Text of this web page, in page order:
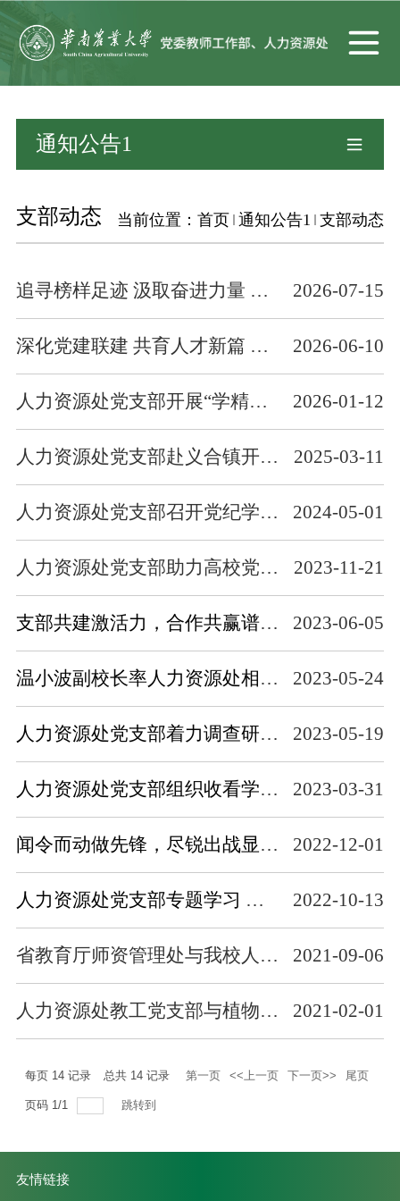
通知公告1
支部动态 当前位置：首页 通知公告1 支部动态
追寻榜样足迹 汲取奋进力量 ——人力资源处党支部开展学习丁颖、卢永根先进事迹主题党日活动 2026-07-15
深化党建联建 共育人才新篇 人力资源处党支部和温氏机关第一联合党支部开展主题党日活动 2026-06-10
人力资源处党支部开展“学精神、缅先烈、思奋进、谋合力” 主题党日活动 2026-01-12
人力资源处党支部赴义合镇开展“百千万工程”专题调研暨主题党日活动 2025-03-11
人力资源处党支部召开党纪学习教育动员部署会 2024-05-01
人力资源处党支部助力高校党建“组团式”帮扶工作 2023-11-21
支部共建激活力，合作共赢谱新篇（人力资源处党支部与韶关学院人力资源部党支部联合开展主题党日活动） 2023-06-05
温小波副校长率人力资源处相关负责人一行赴中国农业大学、四川农业大学开展高水平师资队伍建设专题调研 2023-05-24
人力资源处党支部着力调查研究，推动主题教育取得实实在在的成效 2023-05-19
人力资源处党支部组织收看学习《榜样7》专题节目 2023-03-31
闻令而动做先锋，尽锐出战显担当（人力资源处党支部同心抗疫在行动） 2022-12-01
人力资源处党支部专题学习 《习近平谈治国理政》（第四卷） 2022-10-13
省教育厅师资管理处与我校人力资源处党支部开展联学共建活动 2021-09-06
人力资源处教工党支部与植物育种系党支部开展结对共建暨“学习全国优秀共产党员卢永根先进事迹”主题党日活动 2021-02-01
每页 14记录 总共 14记录 第一页 <<上一页 下一页>> 尾页
页码 1 /1 跳转到
友情链接